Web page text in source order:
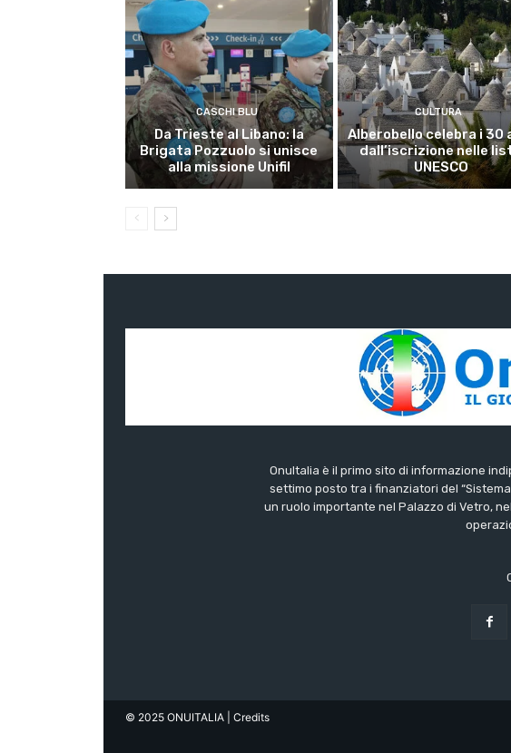
CASCHI BLU
Da Trieste al Libano: la
Brigata Pozzuolo si unisce
alla missione Unifil
CULTURA
Alberobello celebra i 30
dall’iscrizione nelle
UNESCO
OnuItalia è il primo sito di informazione
settimo posto tra i finanziatori del
un ruolo importante nel Palazzo di Vetro,
© 2025 ONUITALIA | Credits